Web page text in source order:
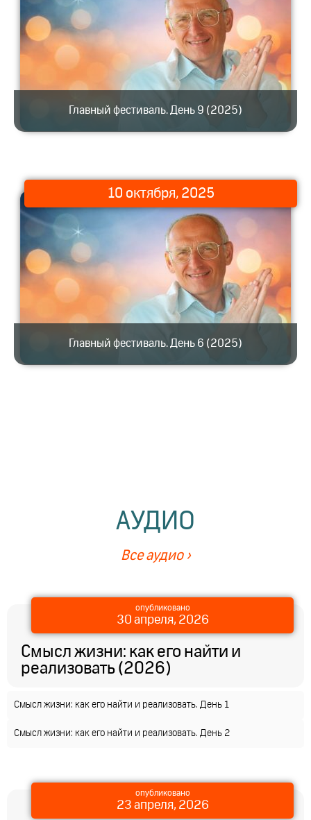
Главный фестиваль. День 9 (2025)
10 октября, 2025
Главный фестиваль. День 6 (2025)
АУДИО
Все аудио ›
опубликовано
30 апреля, 2026
Смысл жизни: как его найти и
реализовать (2026)
Смысл жизни: как его найти и реализовать. День 1
Смысл жизни: как его найти и реализовать. День 2
опубликовано
23 апреля, 2026